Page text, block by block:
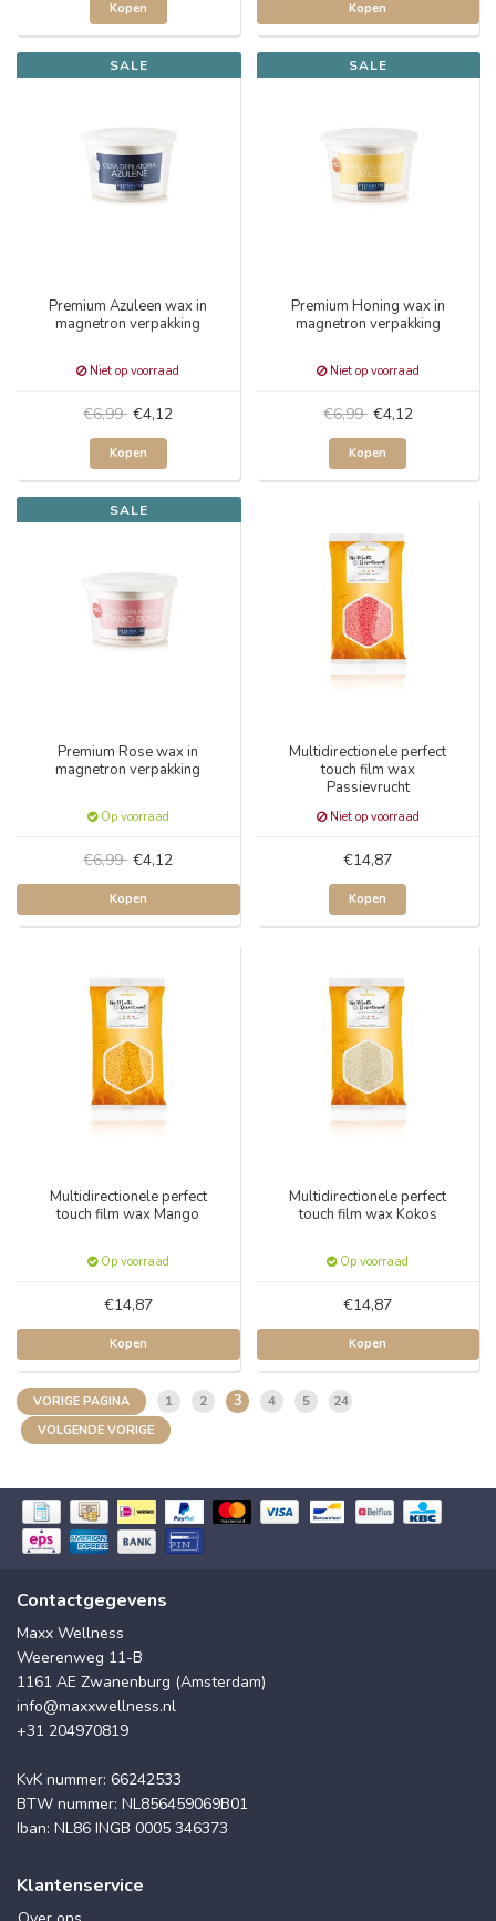
Kopen Kopen
SALE
Premium Azuleen wax in
magnetron verpakking
Niet op voorraad
€6,99 €4,12
Kopen
SALE
Premium Honing wax in
magnetron verpakking
Niet op voorraad
€6,99 €4,12
Kopen
SALE
Premium Rose wax in
magnetron verpakking
Op voorraad
€6,99 €4,12
Kopen
Multidirectionele perfect
touch film wax
Passievrucht
Niet op voorraad
€14,87
Kopen
Multidirectionele perfect
touch film wax Mango
Op voorraad
€14,87
Kopen
Multidirectionele perfect
touch film wax Kokos
Op voorraad
€14,87
Kopen
VORIGE PAGINA 1 2 3 4 5 24
VOLGENDE VORIGE
Contactgegevens
Maxx Wellness
Weerenweg 11-B
1161 AE Zwanenburg (Amsterdam)
info@maxxwellness.nl
+31 204970819
KvK nummer: 66242533
BTW nummer: NL856459069B01
Iban: NL86 INGB 0005 346373
Klantenservice